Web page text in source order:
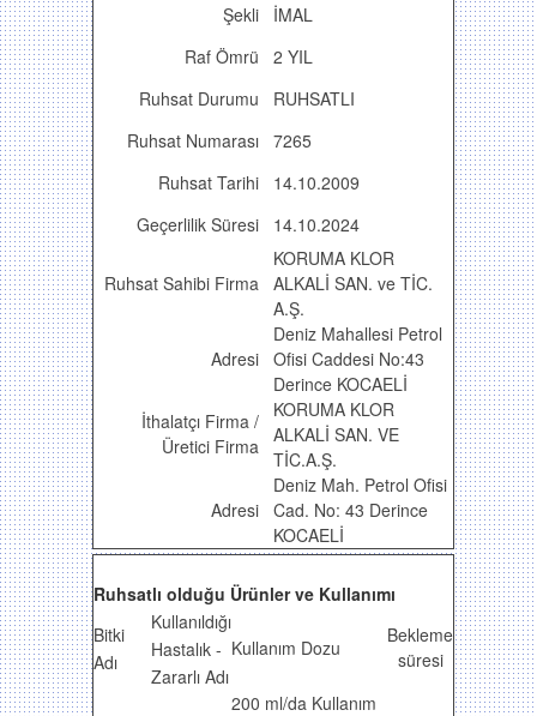
Şekli
İMAL
Raf Ömrü
2 YIL
Ruhsat Durumu
RUHSATLI
Ruhsat Numarası 7265
Ruhsat Tarihi
14.10.2009
Geçerlilik Süresi
14.10.2024
Ruhsat Sahibi Firma
KORUMA KLOR
ALKALİ SAN. ve TİC.
A.Ş.
Adresi
Deniz Mahallesi Petrol
Ofisi Caddesi No:43
Derince KOCAELİ
İthalatçı Firma /
Üretici Firma
KORUMA KLOR
ALKALİ SAN. VE
TİC.A.Ş.
Adresi
Deniz Mah. Petrol Ofisi
Cad. No: 43 Derince
KOCAELİ
Ruhsatlı olduğu Ürünler ve Kullanımı
Bitki
Adı
Kullanıldığı
Hastalık -
Zararlı Adı
Kullanım Dozu
Bekleme
süresi
200 ml/da Kullanım